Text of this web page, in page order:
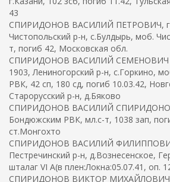
43
СПИРИДОНОВ ВАСИЛИЙ ПЕТРОВИЧ,
Чистопольский р-н, с.Булдырь, моб.
т, погиб 42, Московская обл.
СПИРИДОНОВ ВАСИЛИЙ СЕМЕНОВИЧ
1903, Лениногорский р-н, с.Горкино,
РВК, 42 сп, 180 сд, погиб 10.03.42,
Старорусский р-н, д.Бяково
СПИРИДОНОВ ВАСИЛИЙ
Бондюжским РВК, мл.с-т, 1038 зап,
ст.Монгохто
СПИРИДОНОВ ВАСИЛИЙ
Пестречинский р-н, д.Вознесенское,
шталаг VI A(в плен:Локна:05.07.41, оп.
СПИРИДОНОВ ВИКТОР МИХАЙЛОВИЧ,